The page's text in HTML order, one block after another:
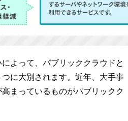
よって、パブリッククラウドと
に大別されます。近年、大手事
まっているものがパブリックク